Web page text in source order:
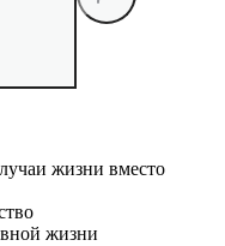
жизни вместо
жизни